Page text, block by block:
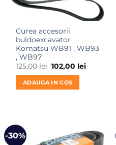
Curea accesorii
buldoexcavator
Komatsu WB91 , WB93
, WB97
125,00lei Prețul
inițial
a
fost:
125,00 lei.
102,00 leiPrețul
ADAUGA IN COS
-30%